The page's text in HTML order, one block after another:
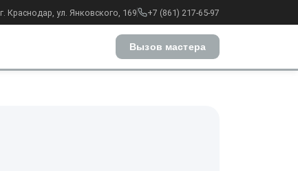
г. Краснодар, ул. Янковского, 169 +7 (861) 217-65-97
Вызов мастера